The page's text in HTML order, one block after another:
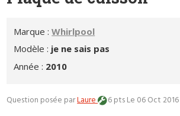
Marque :Whirlpool
Modèle : je ne sais pas
Année : 2010
Question posée parLaure 6 ptsLe 06 Oct